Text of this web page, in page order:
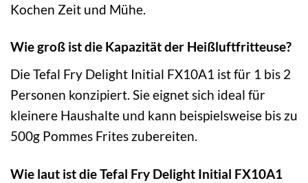
Kochen Zeit und Mühe.
Wie groß ist die Kapazität der Heißluftfritteuse?
Die Tefal Fry Delight Initial FX10A1 ist für 1 bis 2
Personen konzipiert. Sie eignet sich ideal für
kleinere Haushalte und kann beispielsweise bis zu
500g Pommes Frites zubereiten.
Wie laut ist die Tefal Fry Delight Initial FX10A1